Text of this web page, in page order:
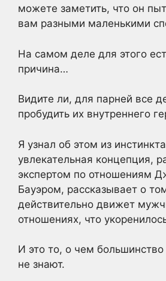
можете заметить, что он
вам разными маленькими
На самом деле для этого
причина…
Видите ли, для парней все
пробудить их внутреннего
Я узнал об этом из
увлекательная концепция,
экспертом по отношениям
Бауэром, рассказывает о
действительно движет
отношениях, что
И это то, о чем
не знают.